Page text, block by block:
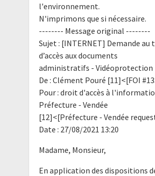
l'environnement.
N'imprimons que si nécessaire.
-------- Message original --------
Sujet : [INTERNET] Demande
d’accès aux documents
administratifs - Vidéoprotection
De : Clément Pouré [11]<[FOI
Pour : droit d'accès à
Préfecture - Vendée
[12]<[Préfecture - Vendée
Date : 27/08/2021 13:20
Madame, Monsieur,
En application des dispositions